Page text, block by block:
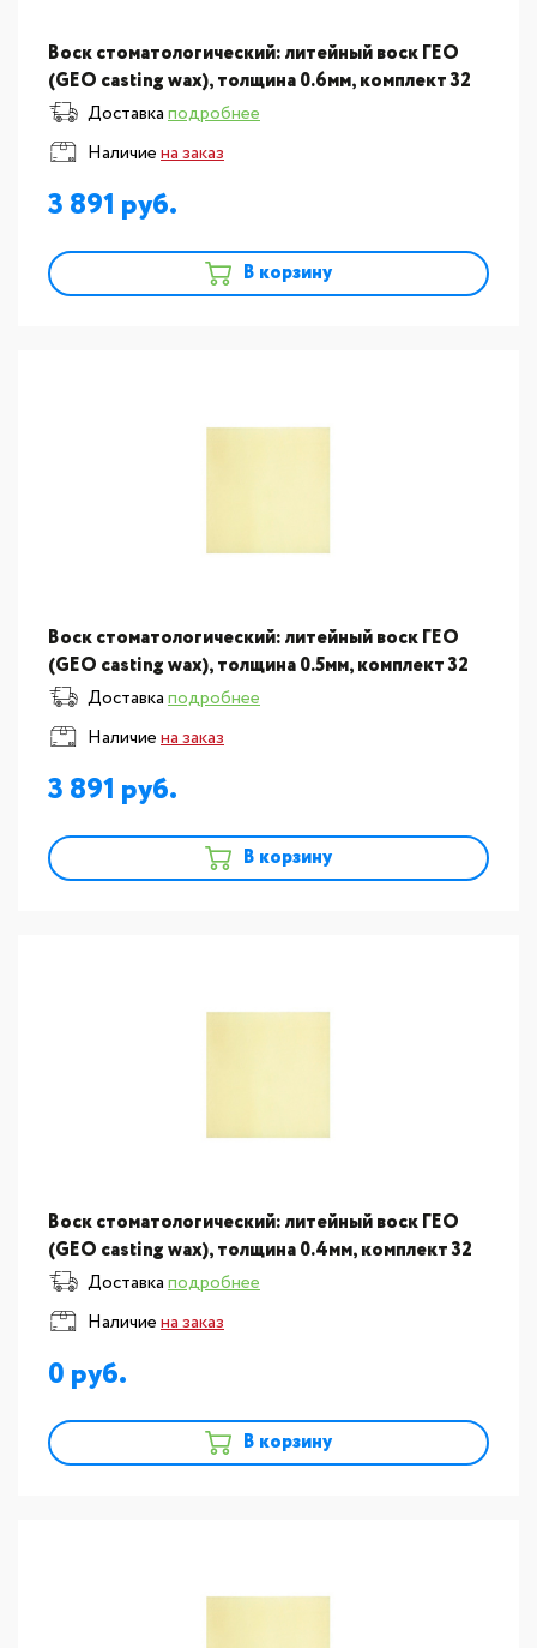
Воск стоматологический: литейный воск ГЕО
(GEO casting wax), толщина 0.6мм, комплект 32
пластины
Доставкаподробнее
Наличиена заказ
3 891
В корзину
Воск стоматологический: литейный воск ГЕО
(GEO casting wax), толщина 0.5мм, комплект 32
пластины
Доставкаподробнее
Наличиена заказ
3 891
В корзину
Воск стоматологический: литейный воск ГЕО
(GEO casting wax), толщина 0.4мм, комплект 32
пластины
Доставкаподробнее
Наличиена заказ
0
В корзину